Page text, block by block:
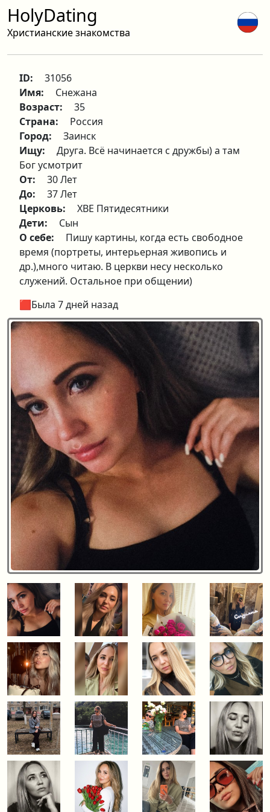
HolyDating
Христианские знакомства
ID:
31056
Имя:
Снежана
Возраст:
35
Страна:
Россия
Город:
Заинск
Ищу:
Друга. Всё начинается с дружбы) а там
Бог усмотрит
От:
30 Лет
До:
37 Лет
Церковь:
ХВЕ Пятидесятники
Дети:
Сын
О себе:
Пишу картины, когда есть свободное
время (портреты, интерьерная живопись и
др.),много читаю. В церкви несу несколько
служений. Остальное при общении)
🟥Была 7 дней назад